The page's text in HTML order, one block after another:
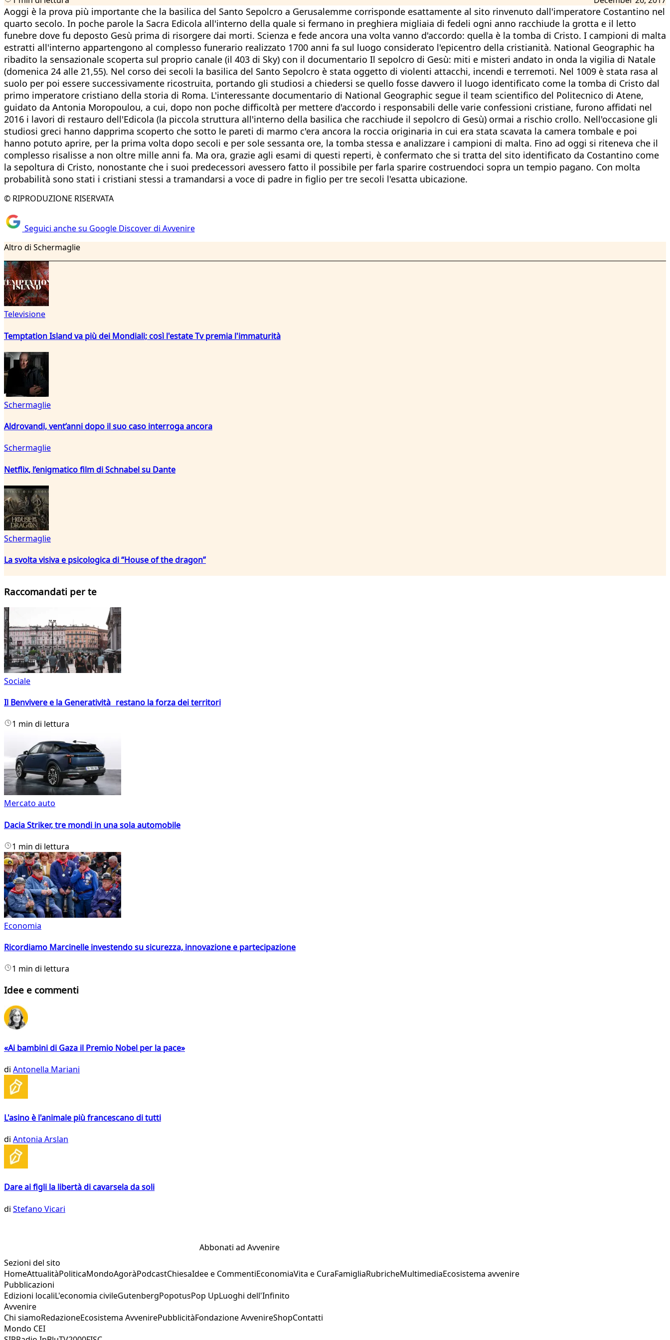
Aoggi è la prova più importante che la basilica del Santo Sepolcro a Gerusalemme corrisponde esattamente al sito rinvenuto dall'imperatore Costantino nel
quarto secolo. In poche parole la Sacra Edicola all'interno della quale si fermano in preghiera migliaia di fedeli ogni anno racchiude la grotta e il letto
funebre dove fu deposto Gesù prima di risorgere dai morti. Scienza e fede ancora una volta vanno d'accordo: quella è la tomba di Cristo. I campioni di malta
estratti all'interno appartengono al complesso funerario realizzato 1700 anni fa sul luogo considerato l'epicentro della cristianità. National Geographic ha
ribadito la sensazionale scoperta sul proprio canale (il 403 di Sky) con il documentario Il sepolcro di Gesù: miti e misteri andato in onda la vigilia di Natale
(domenica 24 alle 21,55). Nel corso dei secoli la basilica del Santo Sepolcro è stata oggetto di violenti attacchi, incendi e terremoti. Nel 1009 è stata rasa al
suolo per poi essere successivamente ricostruita, portando gli studiosi a chiedersi se quello fosse davvero il luogo identificato come la tomba di Cristo dal
primo imperatore cristiano della storia di Roma. L'interessante documentario di National Geographic segue il team scientifico del Politecnico di Atene,
guidato da Antonia Moropoulou, a cui, dopo non poche difficoltà per mettere d'accordo i responsabili delle varie confessioni cristiane, furono affidati nel
2016 i lavori di restauro dell'Edicola (la piccola struttura all'interno della basilica che racchiude il sepolcro di Gesù) ormai a rischio crollo. Nell'occasione gli
studiosi greci hanno dapprima scoperto che sotto le pareti di marmo c'era ancora la roccia originaria in cui era stata scavata la camera tombale e poi
hanno potuto aprire, per la prima volta dopo secoli e per sole sessanta ore, la tomba stessa e analizzare i campioni di malta. Fino ad oggi si riteneva che il
complesso risalisse a non oltre mille anni fa. Ma ora, grazie agli esami di questi reperti, è confermato che si tratta del sito identificato da Costantino come
la sepoltura di Cristo, nonostante che i suoi predecessori avessero fatto il possibile per farla sparire costruendoci sopra un tempio pagano. Con molta
probabilità sono stati i cristiani stessi a tramandarsi a voce di padre in figlio per tre secoli l'esatta ubicazione.
© RIPRODUZIONE RISERVATA
Seguici anche su Google Discover di Avvenire
Altro di Schermaglie
Televisione
Temptation Island va più dei Mondiali; così l'estate Tv premia l'immaturità
Schermaglie
Aldrovandi, vent’anni dopo il suo caso interroga ancora
Schermaglie
Netflix, l’enigmatico film di Schnabel su Dante
Schermaglie
La svolta visiva e psicologica di “House of the dragon”
Raccomandati per te
Sociale
Il Benvivere e la Generatività restano la forza dei territori
1 min di lettura
Mercato auto
Dacia Striker, tre mondi in una sola automobile
1 min di lettura
Economia
Ricordiamo Marcinelle investendo su sicurezza, innovazione e partecipazione
1 min di lettura
Idee e commenti
«Ai bambini di Gaza il Premio Nobel per la pace»
di Antonella Mariani
L'asino è l'animale più francescano di tutti
di Antonia Arslan
Dare ai figli la libertà di cavarsela da soli
di Stefano Vicari
Abbonati ad Avvenire
Sezioni del sito
HomeAttualitàPoliticaMondoAgoràPodcastChiesaIdee e CommentiEconomiaVita e CuraFamigliaRubricheMultimediaEcosistema avvenire
Pubblicazioni
Edizioni localiL'economia civileGutenbergPopotusPop UpLuoghi dell'Infinito
Avvenire
Chi siamoRedazioneEcosistema AvvenirePubblicitàFondazione AvvenireShopContatti
Mondo CEI